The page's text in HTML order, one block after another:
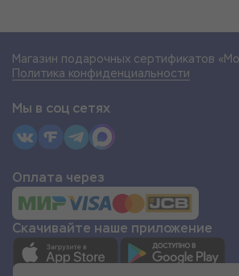
Магазин подарочных сертификатов
Политика конфиденциальности
Мы в соц сетях
Оплата через
Скачивайте наше приложение